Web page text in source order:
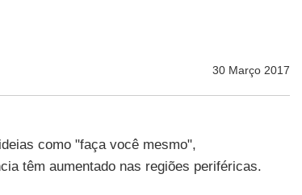
30 Março 2017
como "faça você mesmo",
têm aumentado nas regiões periféricas.